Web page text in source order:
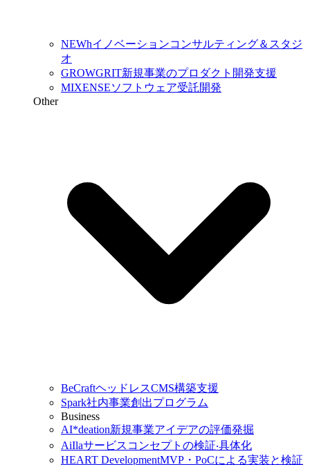
NEWhイノベーションコンサルティング＆スタジ
オ
GROWGRIT新規事業のプロダクト開発支援
MIXENSEソフトウェア受託開発
Other
BeCraftヘッドレスCMS構築支援
Spark社内事業創出プログラム
Business
AI*deation新規事業アイデアの評価発掘
AiIlaサービスコンセプトの検証‧具体化
HEART DevelopmentMVP・PoCによる実装と検証